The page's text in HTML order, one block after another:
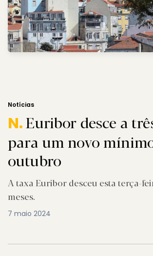
Notícias
N.Euribor desce a
para um novo
outubro
A taxa Euribor desceu esta terça-
meses.
7 maio 2024